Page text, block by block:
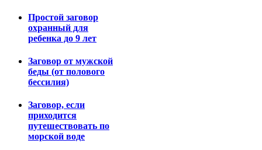
Простой заговор
охранный для
ребенка до 9 лет
Заговор от мужской
беды (от полового
бессилия)
Заговор, если
приходится
путешествовать по
морской воде